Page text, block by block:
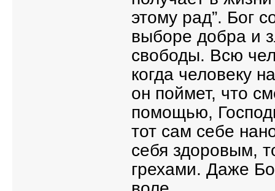
этому рад”. Бог
выборе добра и
свободы. Всю
когда человеку
он поймет, что
помощью,
тот сам себе
себя здоровым,
грехами. Даже